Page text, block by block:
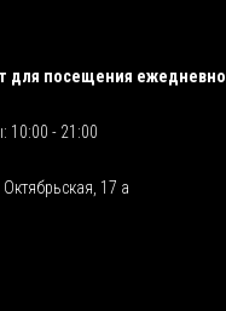
для посещения ежедневно
10:00 - 21:00
Октябрьская, 17 а